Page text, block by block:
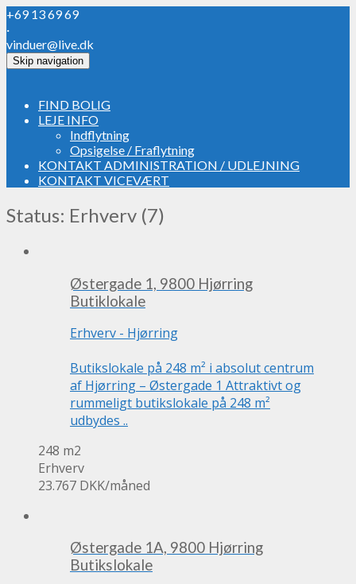
+69 13 69 69
·
vinduer@live.dk
Skip navigation
FIND BOLIG
LEJE INFO
Indflytning
Opsigelse / Fraflytning
KONTAKT ADMINISTRATION / UDLEJNING
KONTAKT VICEVÆRT
Status: Erhverv (7)
Østergade 1, 9800 Hjørring
Butiklokale
Erhverv - Hjørring
Butikslokale på 248 m² i absolut centrum
af Hjørring – Østergade 1 Attraktivt og
rummeligt butikslokale på 248 m²
udbydes ..
248 m2
Erhverv
23.767 DKK/måned
Østergade 1A, 9800 Hjørring
Butikslokale